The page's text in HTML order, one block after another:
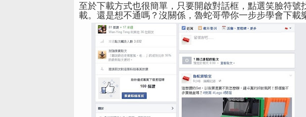
至於下載方式也很簡單，只要開啟對話框，點選笑臉符號
載。還是想不通嗎？沒關係，魯蛇哥帶你一步步學會下載